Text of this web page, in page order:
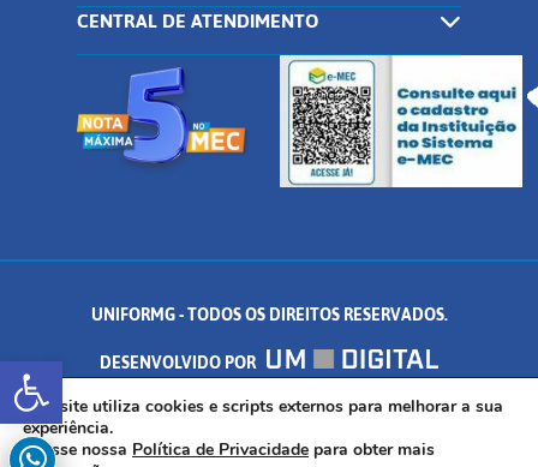
Abrir a barra de ferramentas
CENTRAL DE ATENDIMENTO
UNIFORMG - TODOS OS DIREITOS RESERVADOS.
DESENVOLVIDO POR
AV. DR. ARNALDO DE SENNA, 328 - PALMEIRAS, FORMIGA/MG - CEP:
35.574.530
Este site utiliza cookies e scripts externos para melhorar a sua
experiência.
Acesse nossa Política de Privacidade para obter mais